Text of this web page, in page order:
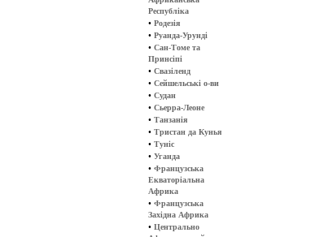
Республіка
• Родезія
• Руанда-Урунді
• Сан-Томе та
Принсіпі
• Свазіленд
• Сейшельські о-ви
• Судан
• Сьерра-Леоне
• Танзанія
• Тристан да Кунья
• Туніс
• Уганда
• Французська
Екваторіальна
Африка
• Французська
Західна Африка
• Центрально